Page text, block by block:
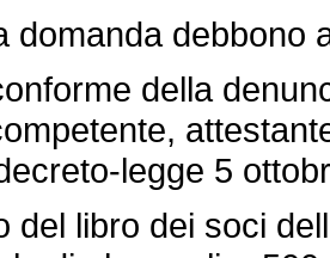
debbono
della
legge 5
libro dei soci